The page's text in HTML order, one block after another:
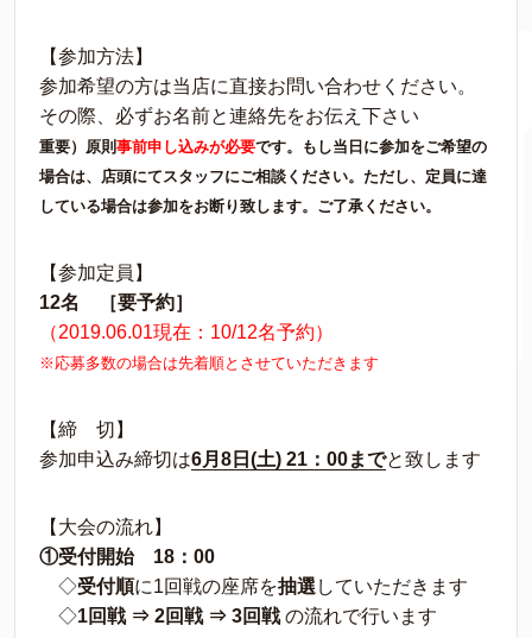
【参加方法】
参加希望の方は当店に直接お問い合わせください。
その際、必ずお名前と連絡先をお伝え下さい
重要）原則 事前申し込みが必要です。もし当日に参加をご希望の
場合は、店頭にてスタッフにご相談ください。ただし、定員に達
している場合は参加をお断り致します。ご了承ください。
【参加定員】
12名 ［要予約］
（2019.06.01現在：10/12名予約）
※応募多数の場合は先着順とさせていただきます
【締 切】
参加申込み締切は6月8日(土) 21：00までと致します
【大会の流れ】
①受付開始 18：00
◇受付順に1回戦の座席を抽選 していただきます
◇1回戦 ⇒ 2回戦 ⇒ 3回戦の流れで行います